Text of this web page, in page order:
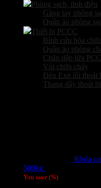
Phòng sạch, tĩnh điện
Găng tay phòng
Quần áo phòng
Thiết bị PCCC
Bình cứu hỏa
Quần áo phòng
Chăn dập lửa
Vòi chữa cháy
Đèn Exit lối thoát
Thang dây thoát
Khóa
500kg
You save (%)